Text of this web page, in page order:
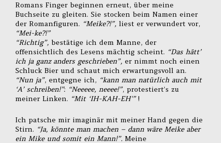
Romans Finger beginnen erneut, über meine
Buchseite zu gleiten. Sie stocken beim Namen einer
der Romanfiguren. “Meike?!”,liest er verwundert vor,
“Mei-ke?!”
“Richtig”, bestätige ich dem Manne, der
offensichtlich des Lesens mächtig scheint. “Das hätt’
ich ja ganz anders geschrieben”,er nimmt noch einen
Schluck Bier und schaut mich erwartungsvoll an.
“Nun ja”, entgegne ich, “kann man natürlich auch mit
‘A’ schreiben!”: “Neeeee, neeee!”, protestiert’s zu
meiner Linken. “Mit ‘IH-KAH-EH'”!
Ich patsche mir imaginär mit meiner Hand gegen die
Stirn. “Ja, könnte man machen – dann wäre Meike aber
ein Mike und somit ein Mann!”.Meine